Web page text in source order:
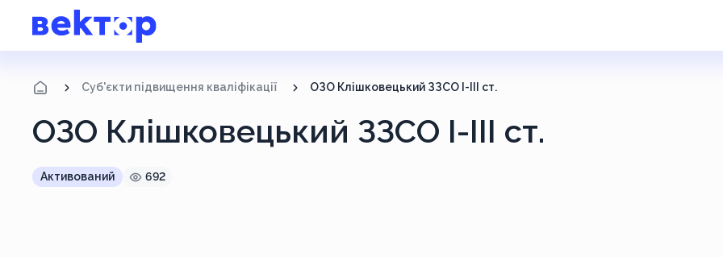
Суб'єкти підвищення кваліфікації ОЗО Клішковецький ЗЗСО І-ІІІ ст.
ОЗО Клішковецький ЗЗСО І-ІІІ ст.
Активований 692